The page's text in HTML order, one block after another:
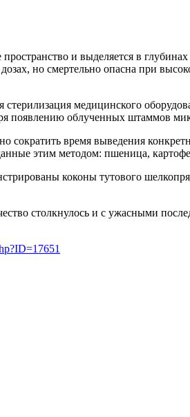
и выделяется в
но смертельно опасна при
медицинского
появлению облученных штаммов
сократить время выведения
этим методом: пшеница,
коконы тутового
столкнулось и с ужасными